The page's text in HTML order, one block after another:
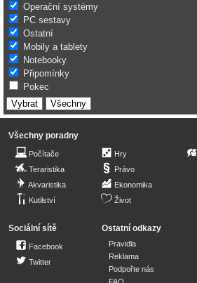
Operační systémy
PC sestavy
Ostatní
Mobily a tablety
Notebooky
Připomínky
Pokec
Všechny poradny
Počítače
Teraristika
Akvaristika
Kutilství
Hry
Právo
Ekonomika
Život
Sociální sítě
Facebook
Twitter
Ostatní odkazy
Pravidla
Reklama
Podpořte nás